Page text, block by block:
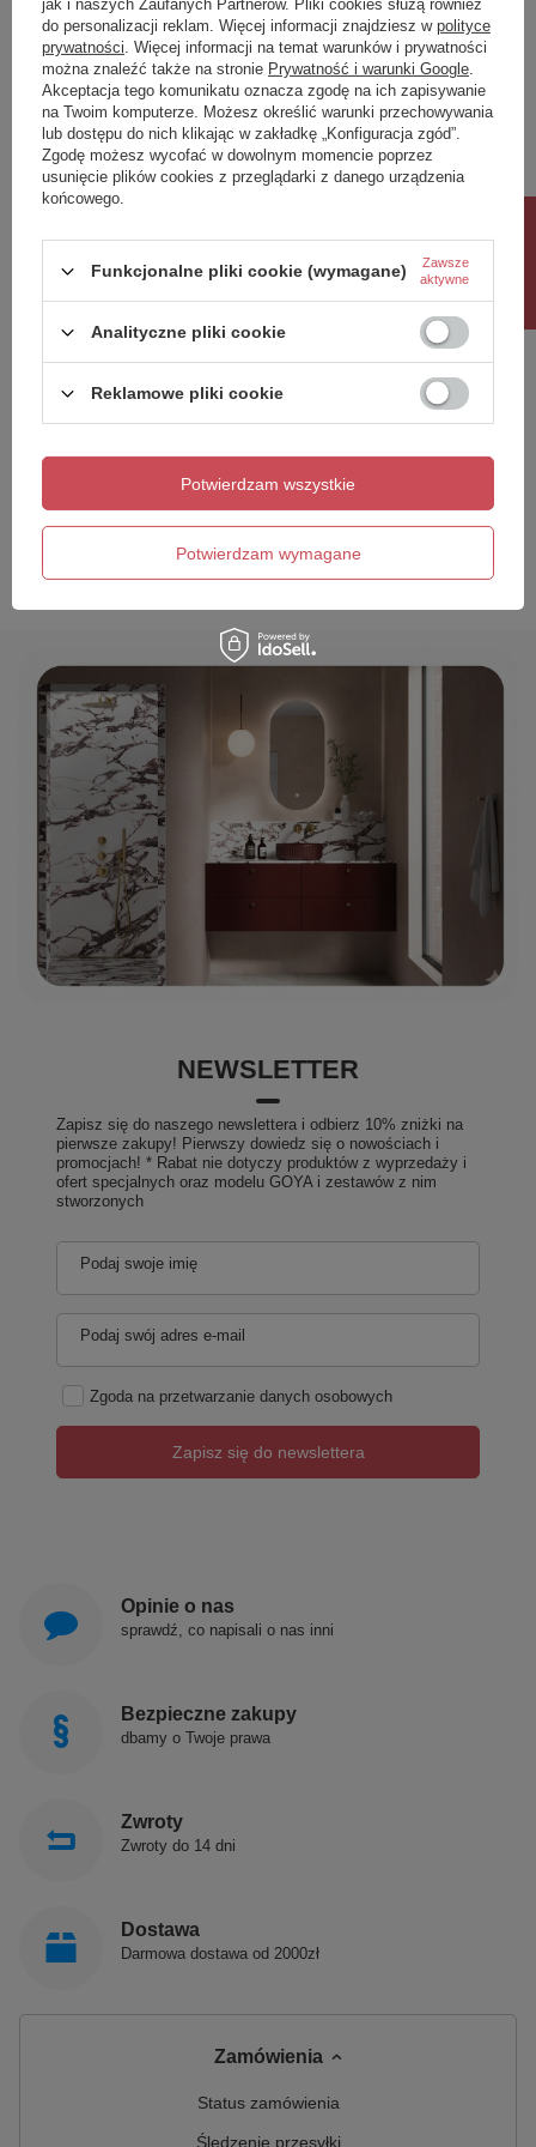
Twoja ocena:
5/5
Treść twojej opinii
Dodaj własne zdjęcie produktu:
Wyślij opinię
NEWSLETTER
Zapisz się do naszego newslettera i odbierz 10% zniżki na
pierwsze zakupy! Pierwszy dowiedz się o nowościach i
promocjach! * Rabat nie dotyczy produktów z wyprzedaży i
ofert specjalnych oraz modelu GOYA i zestawów z nim
stworzonych
Podaj swoje imię
Podaj swój adres e-mail
Zgoda na przetwarzanie danych osobowych
Zapisz się do newslettera
Opinie o nas
sprawdź, co napisali o nas inni
Bezpieczne zakupy
dbamy o Twoje prawa
Zwroty
Zwroty do 14 dni
Dostawa
Darmowa dostawa od 2000zł
Zamówienia
Status zamówienia
Śledzenie przesyłki
jak i naszych Zaufanych Partnerów. Pliki cookies służą również
do personalizacji reklam. Więcej informacji znajdziesz w polityce
prywatności . Więcej informacji na temat warunków i prywatności
można znaleźć także na stronie Prywatność i warunki Google
Akceptacja tego komunikatu oznacza zgodę na ich zapisywanie
na Twoim komputerze. Możesz określić warunki przechowywania
lub dostępu do nich klikając w zakładkę „Konfiguracja zgód”.
Zgodę możesz wycofać w dowolnym momencie poprzez
usunięcie plików cookies z przeglądarki z danego urządzenia
końcowego.
Funkcjonalne pliki cookie (wymagane)
Zawsze
aktywne
Analityczne pliki cookie
Reklamowe pliki cookie
Potwierdzam wymagane
Potwierdzam wszystkie